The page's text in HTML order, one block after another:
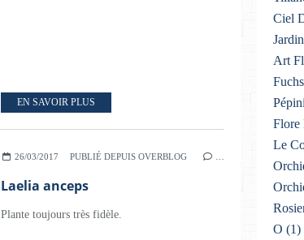
EN SAVOIR PLUS
26/03/2017 PUBLIÉ DEPUIS OVERBLOG
Laelia anceps
Plante toujours très fidèle.
Ciel
Art
Flore
Le
O (1)